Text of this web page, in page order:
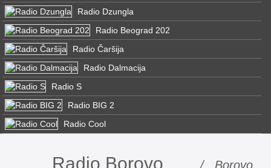
Radio Dzungla
Radio Beograd 202
Radio Čaršija
Radio Dalmacija
Radio S
Radio BIG 2
Radio Cool
Radio Borovo / Borovo